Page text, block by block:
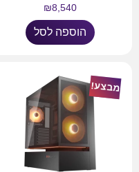
₪8,540
הוספה לסל
מבצע!